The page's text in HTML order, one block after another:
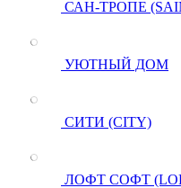
САН-ТРОПЕ
УЮТНЫЙ ДОМ
СИТИ (CITY)
ЛОФТ СОФТ